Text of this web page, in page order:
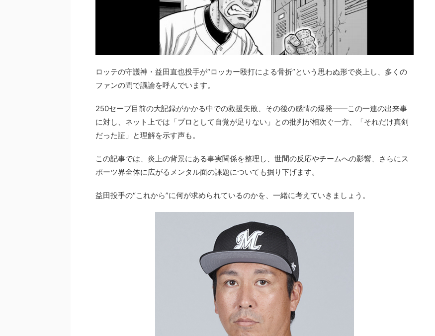
ロッテの守護神・益田直也投手が“ロッカー殴打による骨折”という思わぬ形で炎上し、多くの
ファンの間で議論を呼んでいます。
250セーブ目前の大記録がかかる中での救援失敗、その後の感情の爆発――この一連の出来事
に対し、ネット上では「プロとして自覚が足りない」との批判が相次ぐ一方、「それだけ真剣
だった証」と理解を示す声も。
この記事では、炎上の背景にある事実関係を整理し、世間の反応やチームへの影響、さらにス
ポーツ界全体に広がるメンタル面の課題についても掘り下げます。
益田投手の“これから”に何が求められているのかを、一緒に考えていきましょう。